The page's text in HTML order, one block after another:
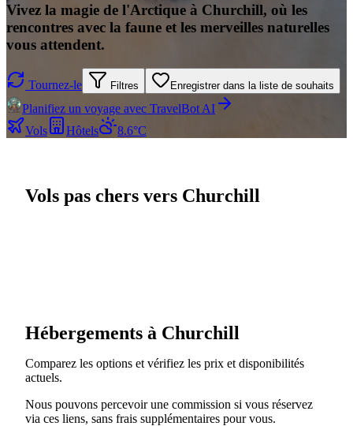
Vivez la magie de l'Arctique à Churchill, où les
rencontres avec la faune et les merveilles naturelles
vous attendent.
Tournez-le Filtres Enregistrer dans la liste de souhaits
Planifiez un voyage avec TravelBot AI
Vols
Hôtels 8.6°C
Vols pas chers vers Churchill
Hébergements à Churchill
Comparez les options et vérifiez les prix et disponibilités
actuels.
Nous pouvons percevoir une commission si vous réservez
via ces liens, sans frais supplémentaires pour vous.